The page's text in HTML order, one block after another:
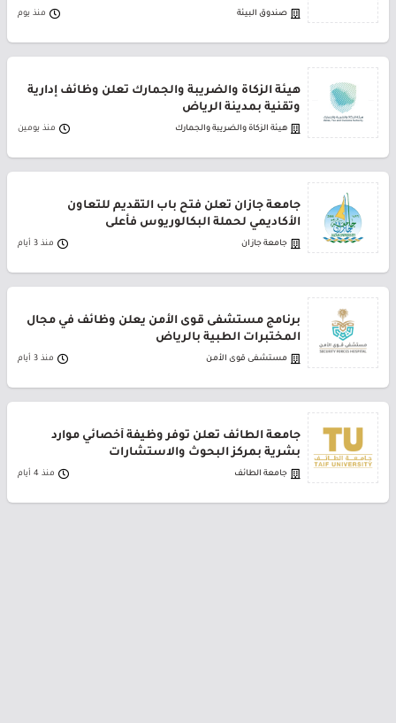
صندوق البيئة منذ يوم
هيئة الزكاة والضريبة والجمارك تعلن وظائف إدارية
وتقنية بمدينة الرياض
هيئة الزكاة والضريبة والجمارك منذ يومين
جامعة جازان تعلن فتح باب التقديم للتعاون
الأكاديمي لحملة البكالوريوس فأعلى
جامعة جازان منذ 3 أيام
برنامج مستشفى قوى الأمن يعلن وظائف في مجال
المختبرات الطبية بالرياض
مستشفى قوى الأمن منذ 3 أيام
جامعة الطائف تعلن توفر وظيفة أخصائي موارد
بشرية بمركز البحوث والاستشارات
جامعة الطائف منذ 4 أيام